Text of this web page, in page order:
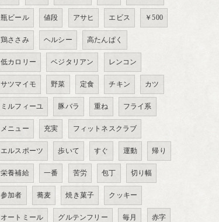
瓶ビール 値段 アサヒ エビス ￥500
鶏ささみ ヘルシー 高たんぱく
低カロリー ベジタリアン レンコン
サツマイモ 野菜 定食 チキン カツ
ミルフィーユ 豚バラ 重ね フライ系
メニュー 充実 フィットネスクラブ
エルスポーツ 歩いて すぐ 運動 帰り
栄養補給 一番 苦労 包丁 切り幅
参加者 蕎麦 焼き菓子 クッキー
オートミール グルテンフリー 毎月 赤字